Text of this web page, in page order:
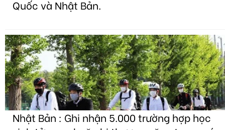
Quốc và Nhật Bản.
Nhật Bản : Ghi nhận 5.000 trường hợp học